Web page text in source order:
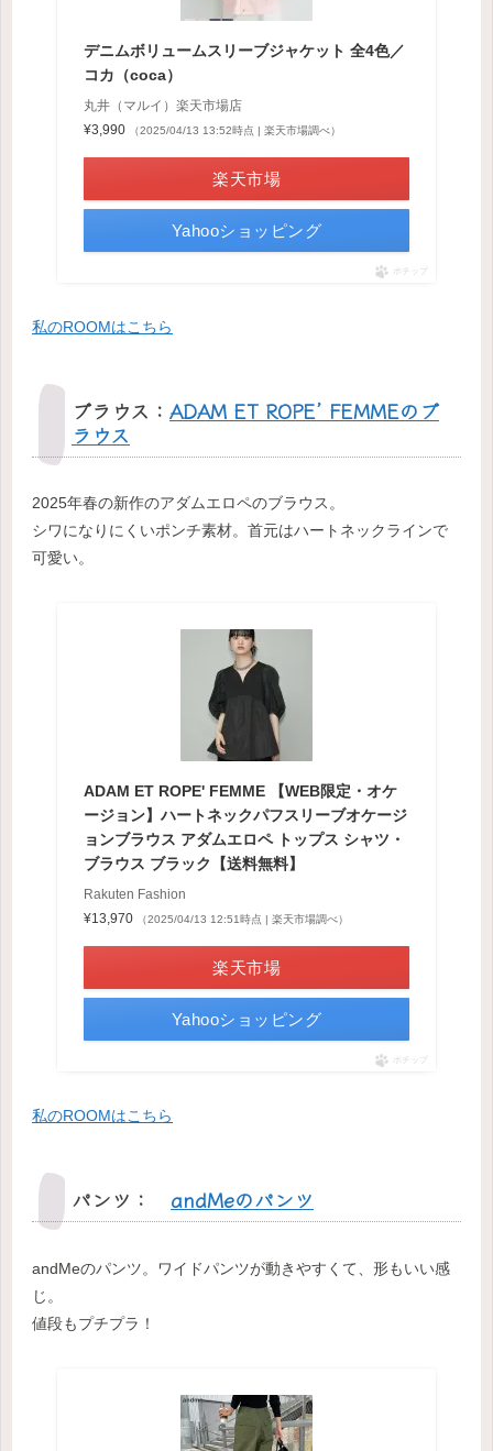
デニムボリュームスリーブジャケット 全4色／
コカ（coca）
丸井（マルイ）楽天市場店
¥3,990
（2025/04/13 13:52時点 | 楽天市場調べ）
楽天市場
Yahooショッピング
ポチップ
私のROOMはこちら
ブラウス： ADAM ET ROPE’ FEMMEのブ
ラウス
2025年春の新作のアダムエロペのブラウス。
シワになりにくいポンチ素材。首元はハートネックラインで
可愛い。
ADAM ET ROPE' FEMME 【WEB限定・オケ
ージョン】ハートネックパフスリーブオケージ
ョンブラウス アダムエロペ トップス シャツ・
ブラウス ブラック【送料無料】
Rakuten Fashion
¥13,970
（2025/04/13 12:51時点 | 楽天市場調べ）
楽天市場
Yahooショッピング
ポチップ
私のROOMはこちら
パンツ： andMeのパンツ
andMeのパンツ。ワイドパンツが動きやすくて、形もいい感
じ。
値段もプチプラ！